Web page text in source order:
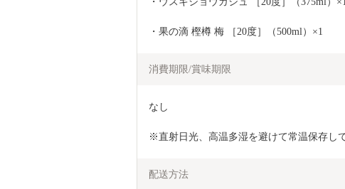
・果の滴 樫樽 梅 ［20度］（500ml）×1
消費期限/賞味期限
なし
※直射日光、高温多湿を避けて常温保存し
配送方法